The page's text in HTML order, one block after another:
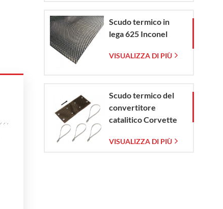
Scudo termico in
lega 625 Inconel
VISUALIZZA DI PIÙ
Scudo termico del
convertitore
catalitico Corvette
VISUALIZZA DI PIÙ